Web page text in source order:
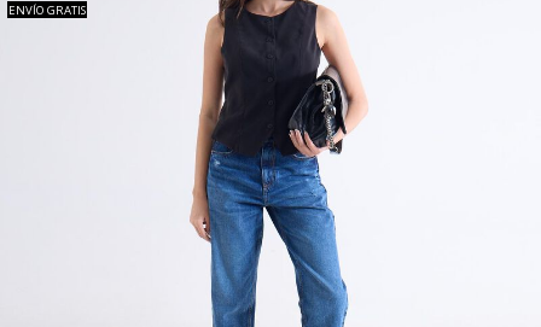
ENVÍO GRATIS